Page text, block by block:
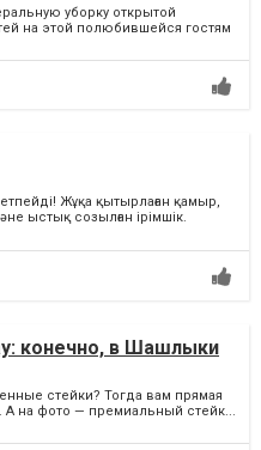
уборку открытой
на этой полюбившейся гостям
Жұқа қытырлаған қамыр,
ыстық созылған ірімшік.
конечно, в Шашлыки
стейки? Тогда вам прямая
на фото — премиальный стейк...